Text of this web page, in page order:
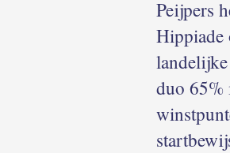
Peijpers
Hippiade
duo 65%